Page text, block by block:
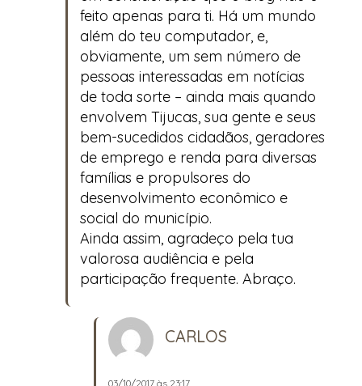
feito apenas para ti. Há um mundo
além do teu computador, e,
obviamente, um sem número de
pessoas interessadas em notícias
de toda sorte – ainda mais quando
envolvem Tijucas, sua gente e seus
bem-sucedidos cidadãos, geradores
de emprego e renda para diversas
famílias e propulsores do
desenvolvimento econômico e
social do município.
Ainda assim, agradeço pela tua
valorosa audiência e pela
participação frequente. Abraço.
CARLOS
03/10/2017 às 23:17